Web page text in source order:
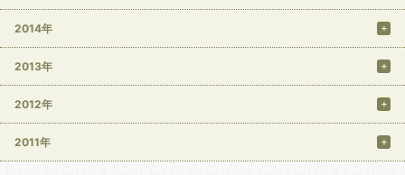
2014年
2013年
2012年
2011年